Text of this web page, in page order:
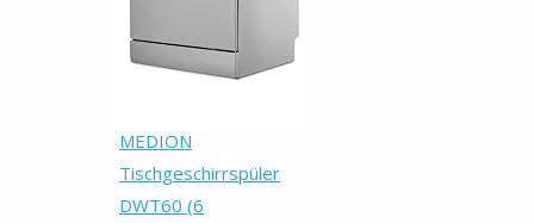
MEDION
Tischgeschirrspüler
DWT60 (6